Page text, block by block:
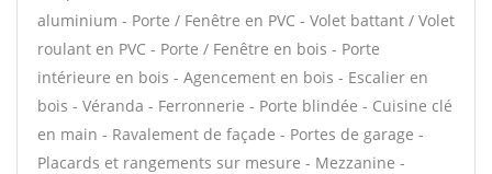
aluminium - Porte / Fenêtre en PVC - Volet battant / Volet
roulant en PVC - Porte / Fenêtre en bois - Porte
intérieure en bois - Agencement en bois - Escalier en
bois - Véranda - Ferronnerie - Porte blindée - Cuisine clé
en main - Ravalement de façade - Portes de garage -
Placards et rangements sur mesure - Mezzanine -